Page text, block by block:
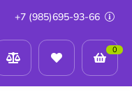
+7 (985)695-93-66
0